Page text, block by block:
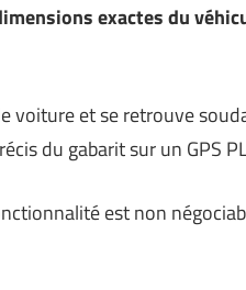
exactes du
voiture et se retrouve
du gabarit sur un GPS
est non